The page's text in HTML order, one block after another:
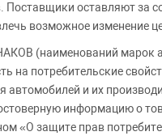
Поставщики оставляют
возможное изменение
(наименований марок
на потребительские
и их
информацию о
«О защите прав